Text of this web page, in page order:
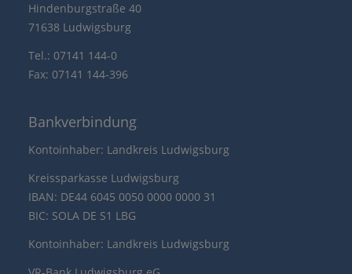
Hindenburgstraße 40
71638 Ludwigsburg
Tel.: 07141 144-0
Fax: 07141 144-396
Bankverbindung
Kontoinhaber: Landkreis Ludwigsburg
Kreissparkasse Ludwigsburg
IBAN: DE44 6045 0050 0000 0000 31
BIC: SOLA DE S1 LBG
Kontoinhaber: Landkreis Ludwigsburg